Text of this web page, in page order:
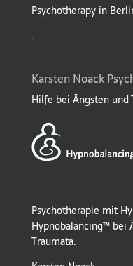
Psychotherapy in
.
Karsten Noack
Hilfe bei Ängsten und
Psychotherapie mit
Hypnobalancing™ bei
Traumata.